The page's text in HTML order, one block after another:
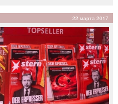
22 марта 2017